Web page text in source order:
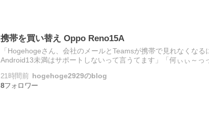
携帯を買い替え Oppo Reno15A
「Hogehogeさん、会社のメールとTeamsが携帯で見れなくな
Android13未満はサポートしないって言うてます」「何ぃぃ～っ
21時間前 hogehoge2929のblog
8